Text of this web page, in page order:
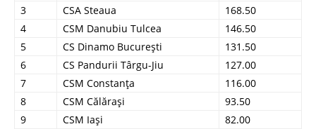
3
CSA Steaua
168.50
4
CSM Danubiu Tulcea
146.50
5
CS Dinamo București
131.50
6
CS Pandurii Târgu-Jiu
127.00
7
CSM Constanța
116.00
8
CSM Călărași
93.50
9
CSM Iași
82.00